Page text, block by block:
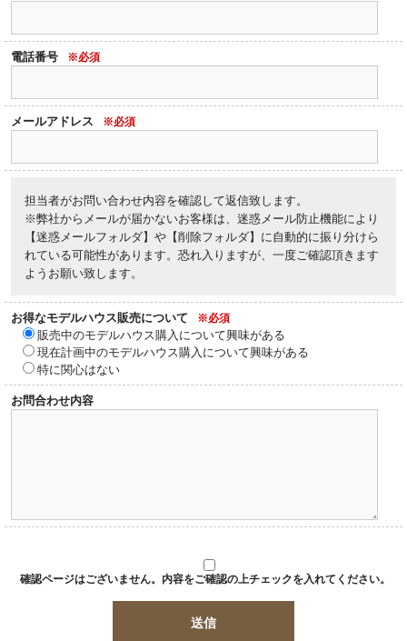
電話番号 ※必須
メールアドレス ※必須
担当者がお問い合わせ内容を確認して返信致します。
※弊社からメールが届かないお客様は、迷惑メール防止機能により
【迷惑メールフォルダ】や【削除フォルダ】に自動的に振り分けら
れている可能性があります。恐れ入りますが、一度ご確認頂きます
ようお願い致します。
お得なモデルハウス販売について ※必須
販売中のモデルハウス購入について興味がある
現在計画中のモデルハウス購入について興味がある
特に関心はない
お問合わせ内容
確認ページはございません。内容をご確認の上チェックを入れてください。